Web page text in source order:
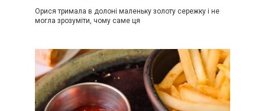
Орися тримала в долоні маленьку золоту сережку і не
могла зрозуміти, чому саме ця